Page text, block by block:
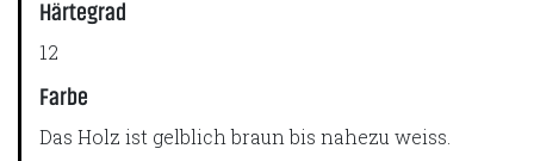
Härtegrad
12
Farbe
Das Holz ist gelblich braun bis nahezu weiss.